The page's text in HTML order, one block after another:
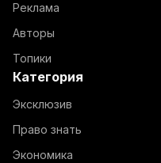
Реклама
Авторы
Топики
Категория
Эксклюзив
Право знать
Экономика